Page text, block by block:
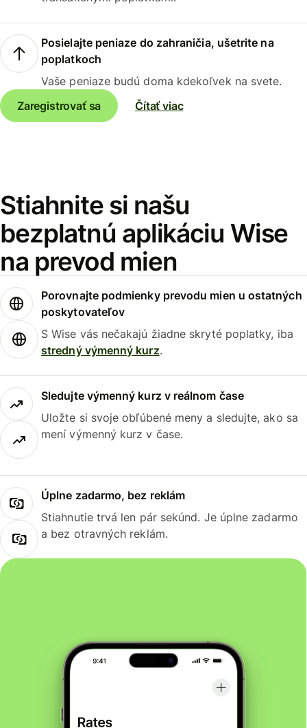
Posielajte peniaze do zahraničia, ušetrite na
poplatkoch
Vaše peniaze budú doma kdekoľvek na svete.
Zaregistrovať sa
Čítať viac
Stiahnite si našu
bezplatnú aplikáciu Wise
na prevod mien
Porovnajte podmienky prevodu mien u ostatných
poskytovateľov
S Wise vás nečakajú žiadne skryté poplatky, iba
stredný výmenný kurz.
Sledujte výmenný kurz v reálnom čase
Uložte si svoje obľúbené meny a sledujte, ako sa
mení výmenný kurz v čase.
Úplne zadarmo, bez reklám
Stiahnutie trvá len pár sekúnd. Je úplne zadarmo
a bez otravných reklám.